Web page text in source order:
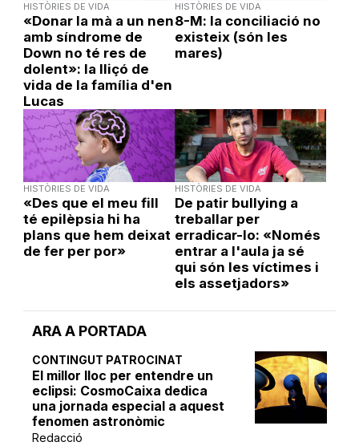
ARA A PORTADA
CONTINGUT PATROCINAT
El millor lloc per entendre un
eclipsi: CosmoCaixa dedica
una jornada especial a aquest
fenomen astronòmic
Redacció
HISTÒRIES DE VIDA
«Donar la mà a un nen
amb síndrome de
Down no té res de
dolent»: la lliçó de
vida de la família d'en
Lucas
HISTÒRIES DE VIDA
8-M: la conciliació no
existeix (són les
mares)
HISTÒRIES DE VIDA
«Des que el meu fill
té epilèpsia hi ha
plans que hem deixat
de fer per por»
HISTÒRIES DE VIDA
De patir bullying a
treballar per
erradicar-lo: «Només
entrar a l'aula ja sé
qui són les víctimes i
els assetjadors»